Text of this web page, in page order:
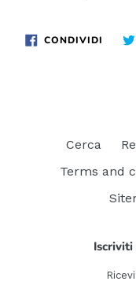
CONDIVIDI
Cerca
Terms and